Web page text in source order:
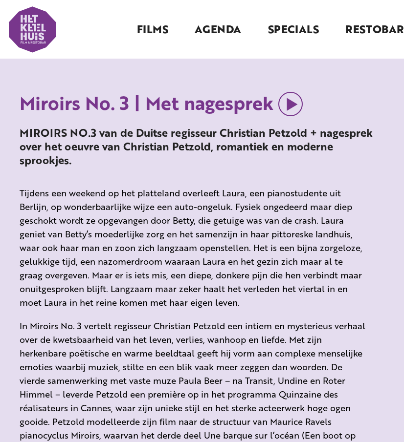
FILMS AGENDA SPECIALS RESTOBAR
Miroirs No. 3 | Met nagesprek
MIROIRS NO.3 van de Duitse regisseur Christian Petzold + nagesprek
over het oeuvre van Christian Petzold, romantiek en moderne
sprookjes.
Tijdens een weekend op het platteland overleeft Laura, een pianostudente uit
Berlijn, op wonderbaarlijke wijze een auto-ongeluk. Fysiek ongedeerd maar diep
geschokt wordt ze opgevangen door Betty, die getuige was van de crash. Laura
geniet van Betty’s moederlijke zorg en het samenzijn in haar pittoreske landhuis,
waar ook haar man en zoon zich langzaam openstellen. Het is een bijna zorgeloze,
gelukkige tijd, een nazomerdroom waaraan Laura en het gezin zich maar al te
graag overgeven. Maar er is iets mis, een diepe, donkere pijn die hen verbindt maar
onuitgesproken blijft. Langzaam maar zeker haalt het verleden het viertal in en
moet Laura in het reine komen met haar eigen leven.
In Miroirs No. 3 vertelt regisseur Christian Petzold een intiem en mysterieus verhaal
over de kwetsbaarheid van het leven, verlies, wanhoop en liefde. Met zijn
herkenbare poëtische en warme beeldtaal geeft hij vorm aan complexe menselijke
emoties waarbij muziek, stilte en een blik vaak meer zeggen dan woorden. De
vierde samenwerking met vaste muze Paula Beer – na Transit, Undine en Roter
Himmel – leverde Petzold een première op in het programma Quinzaine des
réalisateurs in Cannes, waar zijn unieke stijl en het sterke acteerwerk hoge ogen
gooide. Petzold modelleerde zijn film naar de structuur van Maurice Ravels
pianocyclus Miroirs, waarvan het derde deel Une barque sur l’océan (Een boot op